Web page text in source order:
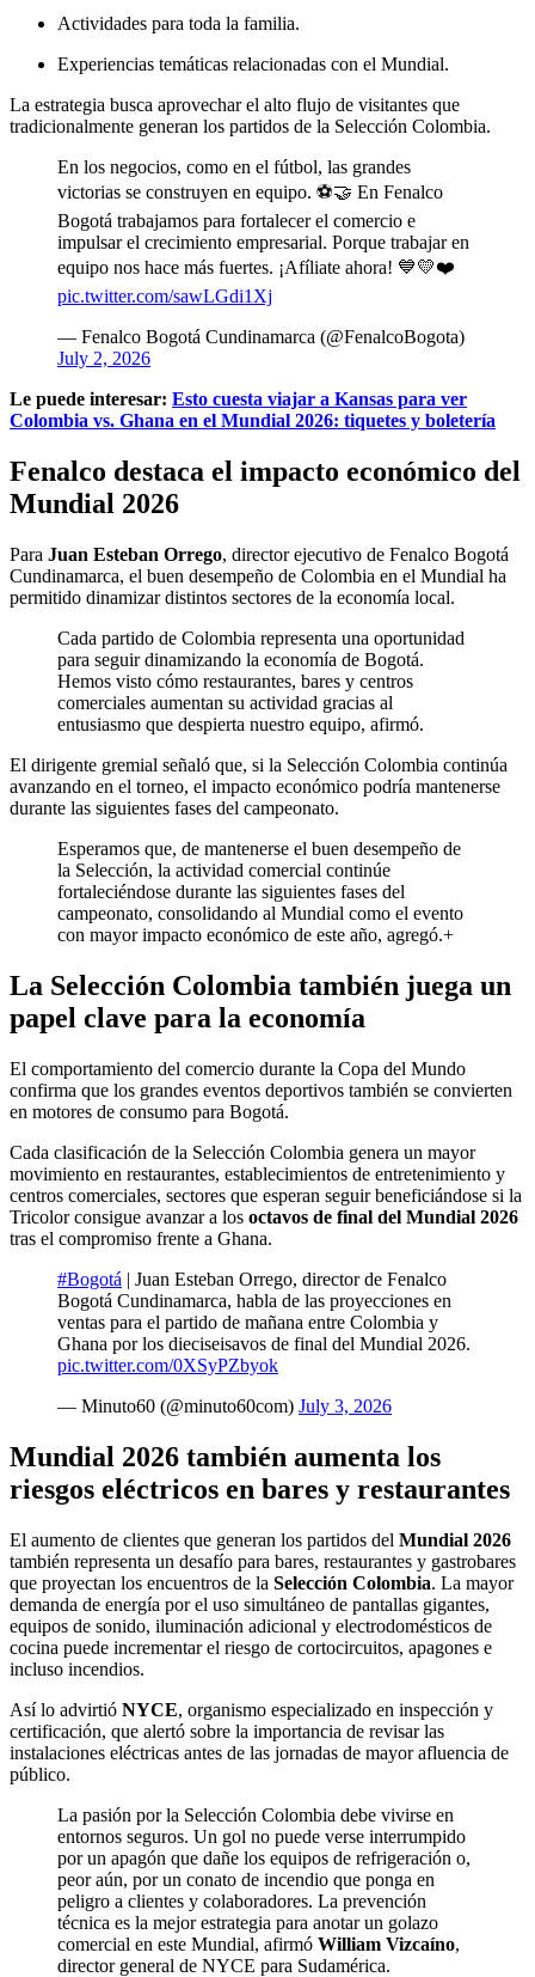
Actividades para toda la familia.
Experiencias temáticas relacionadas con el Mundial.
La estrategia busca aprovechar el alto flujo de visitantes que
tradicionalmente generan los partidos de la Selección Colombia.
En los negocios, como en el fútbol, las grandes
victorias se construyen en equipo. ⚽🤝 En Fenalco
Bogotá trabajamos para fortalecer el comercio e
impulsar el crecimiento empresarial. Porque trabajar en
equipo nos hace más fuertes. ¡Afíliate ahora! 💙💛❤️
pic.twitter.com/sawLGdi1Xj
— Fenalco Bogotá Cundinamarca (@FenalcoBogota)
July 2, 2026
Le puede interesar: Esto cuesta viajar a Kansas para ver
Colombia vs. Ghana en el Mundial 2026: tiquetes y boletería
Fenalco destaca el impacto económico del
Mundial 2026
Para Juan Esteban Orrego, director ejecutivo de Fenalco Bogotá
Cundinamarca, el buen desempeño de Colombia en el Mundial ha
permitido dinamizar distintos sectores de la economía local.
Cada partido de Colombia representa una oportunidad
para seguir dinamizando la economía de Bogotá.
Hemos visto cómo restaurantes, bares y centros
comerciales aumentan su actividad gracias al
entusiasmo que despierta nuestro equipo, afirmó.
El dirigente gremial señaló que, si la Selección Colombia continúa
avanzando en el torneo, el impacto económico podría mantenerse
durante las siguientes fases del campeonato.
Esperamos que, de mantenerse el buen desempeño de
la Selección, la actividad comercial continúe
fortaleciéndose durante las siguientes fases del
campeonato, consolidando al Mundial como el evento
con mayor impacto económico de este año, agregó.+
La Selección Colombia también juega un
papel clave para la economía
El comportamiento del comercio durante la Copa del Mundo
confirma que los grandes eventos deportivos también se convierten
en motores de consumo para Bogotá.
Cada clasificación de la Selección Colombia genera un mayor
movimiento en restaurantes, establecimientos de entretenimiento y
centros comerciales, sectores que esperan seguir beneficiándose si la
Tricolor consigue avanzar a los octavos de final del Mundial 2026
tras el compromiso frente a Ghana.
#Bogotá | Juan Esteban Orrego, director de Fenalco
Bogotá Cundinamarca, habla de las proyecciones en
ventas para el partido de mañana entre Colombia y
Ghana por los dieciseisavos de final del Mundial 2026.
pic.twitter.com/0XSyPZbyok
— Minuto60 (@minuto60com) July 3, 2026
Mundial 2026 también aumenta los
riesgos eléctricos en bares y restaurantes
El aumento de clientes que generan los partidos del Mundial 2026
también representa un desafío para bares, restaurantes y gastrobares
que proyectan los encuentros de la Selección Colombia. La mayor
demanda de energía por el uso simultáneo de pantallas gigantes,
equipos de sonido, iluminación adicional y electrodomésticos de
cocina puede incrementar el riesgo de cortocircuitos, apagones e
incluso incendios.
Así lo advirtió NYCE, organismo especializado en inspección y
certificación, que alertó sobre la importancia de revisar las
instalaciones eléctricas antes de las jornadas de mayor afluencia de
público.
La pasión por la Selección Colombia debe vivirse en
entornos seguros. Un gol no puede verse interrumpido
por un apagón que dañe los equipos de refrigeración o,
peor aún, por un conato de incendio que ponga en
peligro a clientes y colaboradores. La prevención
técnica es la mejor estrategia para anotar un golazo
comercial en este Mundial, afirmó William Vizcaíno,
director general de NYCE para Sudamérica.